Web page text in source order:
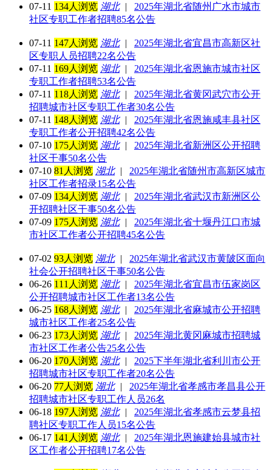
07-11 134人浏览 湖北|
2025年湖北省随州广水市城市
社区专职工作者招聘85名公告
07-11 147人浏览 湖北|
2025年湖北省宜昌市高新区社
区专职人员招聘22名公告
07-11 169人浏览 湖北|
2025年湖北省恩施市城市社区
专职工作者招聘53名公告
07-11 118人浏览 湖北|
2025年湖北省黄冈武穴市公开
招聘城市社区专职工作者30名公告
07-11 148人浏览 湖北|
2025年湖北省恩施咸丰县社区
专职工作者公开招聘42名公告
07-10 175人浏览 湖北|
2025年湖北省新洲区公开招聘
社区干事50名公告
07-10 81人浏览 湖北|
2025年湖北省随州市高新区城市
社区工作者招录15名公告
07-09 134人浏览 湖北|
2025年湖北省武汉市新洲区公
开招聘社区干事50名公告
07-09 175人浏览 湖北|
2025年湖北省十堰丹江口市城
市社区工作者公开招聘45名公告
07-02 93人浏览 湖北|
2025年湖北省武汉市黄陂区面向
社会公开招聘社区干事50名公告
06-26 111人浏览 湖北|
2025年湖北省宜昌市伍家岗区
公开招聘城市社区工作者13名公告
06-25 168人浏览 湖北|
2025年湖北省麻城市公开招聘
城市社区工作者25名公告
06-23 173人浏览 湖北|
2025年湖北黄冈麻城市招聘城
市社区工作者公告25名公告
06-20 170人浏览 湖北|
2025下半年湖北省利川市公开
招聘城市社区专职工作者20名公告
06-20 77人浏览 湖北|
2025年湖北省孝感市孝昌县公开
招聘城市社区专职工作人员26名
06-18 197人浏览 湖北|
2025年湖北省孝感市云梦县招
聘社区专职工作人员15名公告
06-17 141人浏览 湖北|
2025年湖北恩施建始县城市社
区工作者公开招聘17名公告